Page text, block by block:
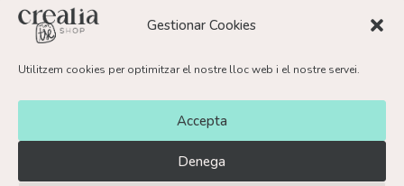
Gestionar Cookies
Utilitzem cookies per optimitzar el nostre lloc web i el nostre servei.
Accepta
Denega
Política de Cookies
Política de devolucions i reemborsament